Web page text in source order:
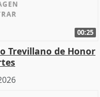
00:25
Trevillano de Honor